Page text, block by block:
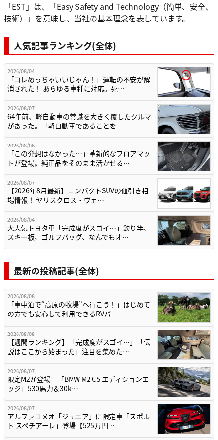
「EST」は、「Easy Safety and Technology（簡単、安全、
技術）」を意味し、当社の基本理念を表しています。
人気記事ランキング(全体)
2026/08/04
「コレめっちゃいいじゃん！」運転の不安が解
消された！ あらゆる車種に対応。死…
2026/08/07
64年前、軽自動車の常識を大きく覆したクルマ
があった。「軽自動車であることを…
2026/08/06
「この発想はなかった…」革新的なフロアマッ
トが登場。純正品をそのまま活かせる…
2026/08/07
【2026年8月最新】コンパクトSUVの値引き相
場情報！ ヤリスクロス・ヴェ…
2026/08/04
大人気トヨタ車「完成度がスゴイ…」釣り竿、
スキー板、ゴルフバッグ、なんでもオ…
最新の投稿記事(全体)
2026/08/08
「車中泊で“高原の牧場”へ行こう！」はじめて
の方でも安心して利用できるRVパ…
2026/08/08
【週間ランキング】「完成度がスゴイ…」「伝
説はここから始まった」注目を集めた…
2026/08/07
限定M2が登場！「BMW M2 CS エディションエ
ッジ」530馬力＆30k…
2026/08/07
アルファロメオ「ジュニア」に限定車「スポル
ト スペチアーレ」登場【525万円…